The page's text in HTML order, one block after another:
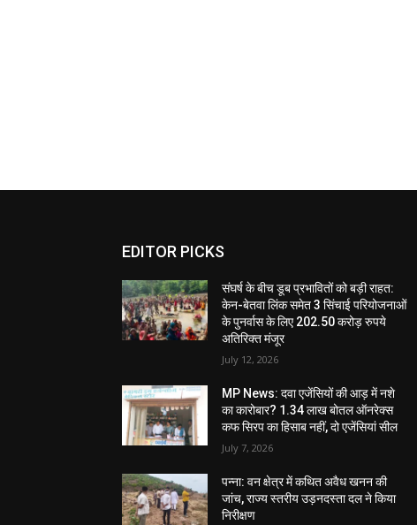
EDITOR PICKS
संघर्ष के बीच डूब प्रभावितों को बड़ी राहत:
केन-बेतवा लिंक समेत 3 सिंचाई परियोजनाओं
के पुनर्वास के लिए 202.50 करोड़ रुपये
अतिरिक्त मंजूर
July 12, 2026
MP News: दवा एजेंसियों की आड़ में नशे
का कारोबार? 1.34 लाख बोतल ऑनरेक्स
कफ सिरप का हिसाब नहीं, दो एजेंसियां सील
July 7, 2026
पन्ना: वन क्षेत्र में कथित अवैध खनन की
जांच, राज्य स्तरीय उड़नदस्ता दल ने किया
निरीक्षण